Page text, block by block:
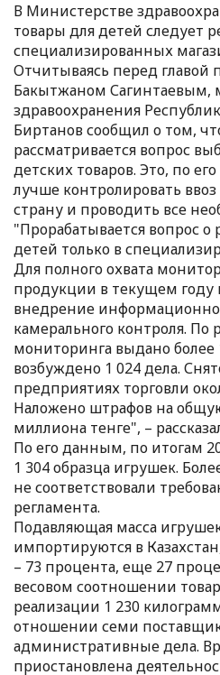
В Министерстве
товары для детей следует
специализированных
Отчитываясь перед главой
Бакытжаном Сагинтаевым,
здравоохранения
Биртанов сообщил о том,
рассматривается вопрос
детских товаров. Это, по
лучше контролировать
страну и проводить все
"Прорабатывается вопрос о
детей только в
Для полного охвата
продукции в текущем году
внедрение
камерального контроля. По
мониторинга выдано
возбуждено 1 024 дела.
предприятиях торговли
Наложено штрафов на
миллиона тенге", –
По его данным, по итогам
1 304 образца игрушек.
не соответствовали
регламента.
Подавляющая масса
импортируются в
– 73 процента, еще 27
весовом соотношении
реализации 1 230
отношении семи
административные дела.
приостановлена